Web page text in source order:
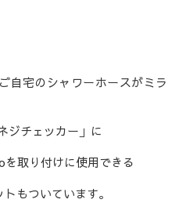
自宅のシャワーホースがミラ
ジチェッカー」に
取り付けに使用できる
もついています。